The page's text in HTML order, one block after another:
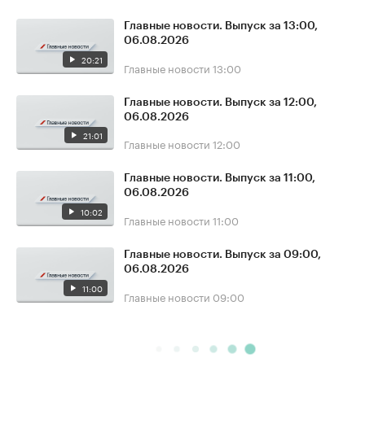
20:21
Главные новости. Выпуск за 13:00,
06.08.2026
Главные новости 13:00
21:01
Главные новости. Выпуск за 12:00,
06.08.2026
Главные новости 12:00
10:02
Главные новости. Выпуск за 11:00,
06.08.2026
Главные новости 11:00
11:00
Главные новости. Выпуск за 09:00,
06.08.2026
Главные новости 09:00